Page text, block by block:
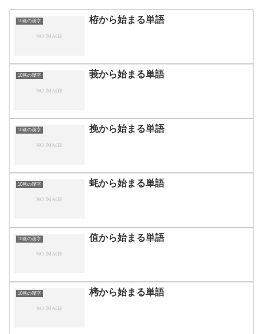
10画の漢字 栫から始まる単語
10画の漢字 莪から始まる単語
10画の漢字 挽から始まる単語
10画の漢字 蚝から始まる単語
10画の漢字 值から始まる単語
10画の漢字 栲から始まる単語